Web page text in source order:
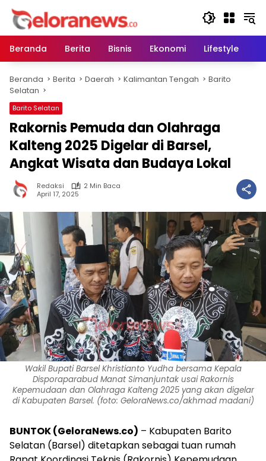
Langsung
konten
Beranda
Berita Bisnis Ekonomi Lifestyle
Beranda Berita Daerah Kalimantan Tengah
Barito
Selatan
Barito Selatan
Rakornis Pemuda dan Olahraga
Kalteng 2025 Digelar di Barsel,
Angkat Wisata dan Budaya Lokal
Redaksi
2 Min Baca
April 17, 2025
Wakil Bupati Barsel Khristianto Yudha bersama Kepala
Disporaparabud Manat Simanjuntak usai Rakornis
Kepemudaan dan Olahraga Kalteng 2025 yang akan digelar
di Kabupaten Barsel. (foto: GeloraNews.co/akhmad madani)
BUNTOK (GeloraNews.co) – Kabupaten Barito
Selatan (Barsel) ditetapkan sebagai tuan rumah